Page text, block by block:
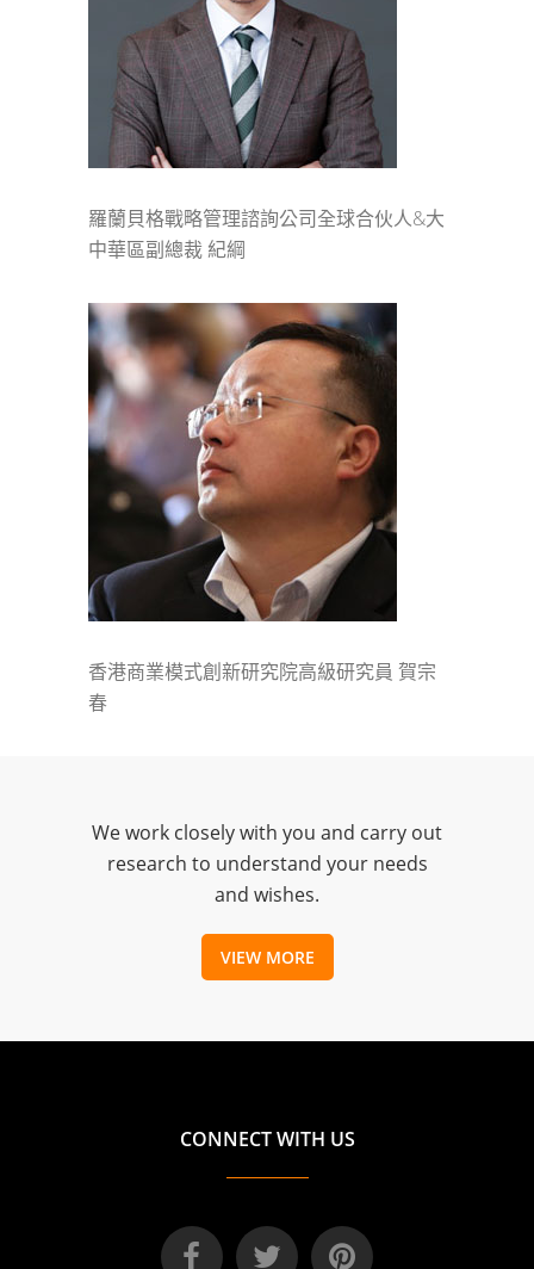
羅蘭貝格戰略管理諮詢公司全球合伙人&大
中華區副總裁 紀綱
香港商業模式創新研究院高級研究員 賀宗
春
We work closely with you and carry out
research to understand your needs
and wishes.
VIEW MORE
CONNECT WITH US